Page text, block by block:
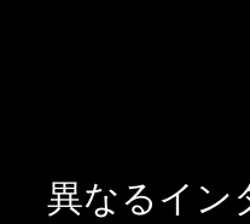
異なるイン